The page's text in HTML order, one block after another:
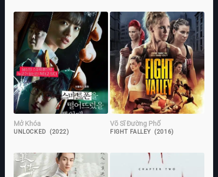
Mở Khóa
UNLOCKED (2022)
Võ Sĩ Đường Phố
FIGHT FALLEY (2016)